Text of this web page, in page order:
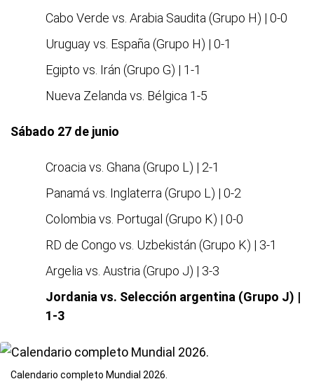
Cabo Verde vs. Arabia Saudita (Grupo H) | 0-0
Uruguay vs. España (Grupo H) | 0-1
Egipto vs. Irán (Grupo G) | 1-1
Nueva Zelanda vs. Bélgica 1-5
Sábado 27 de junio
Croacia vs. Ghana (Grupo L) | 2-1
Panamá vs. Inglaterra (Grupo L) | 0-2
Colombia vs. Portugal (Grupo K) | 0-0
RD de Congo vs. Uzbekistán (Grupo K) | 3-1
Argelia vs. Austria (Grupo J) | 3-3
Jordania vs. Selección argentina (Grupo J) |
1-3
Calendario completo Mundial 2026.